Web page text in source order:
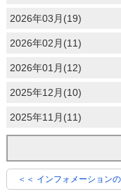
2026年03月(19)
2026年02月(11)
2026年01月(12)
2025年12月(10)
2025年11月(11)
＜＜ インフォメーション